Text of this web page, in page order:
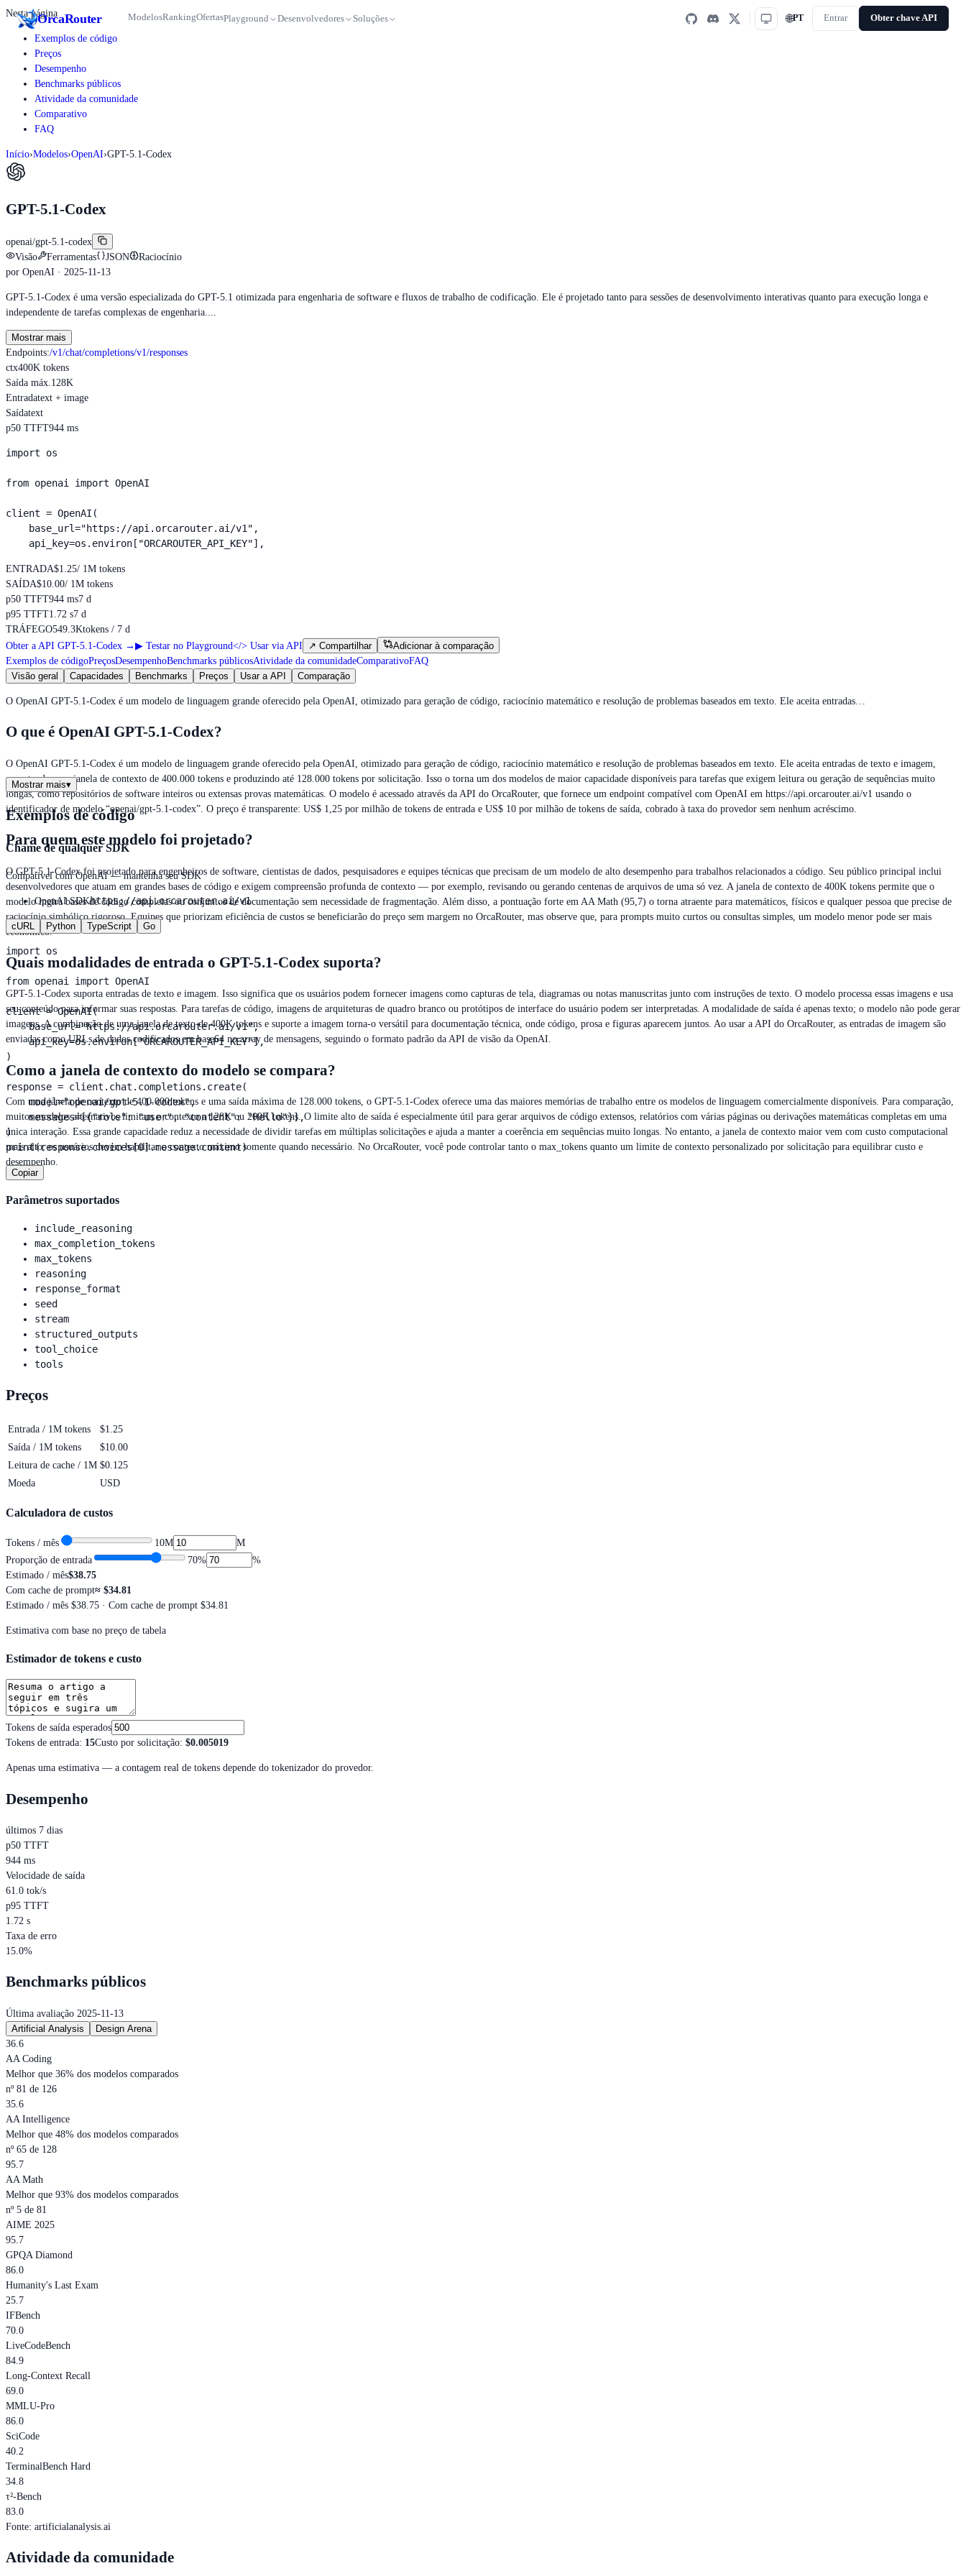
OrcaRouter ModelosRankingOfertasPlayground Desenvolvedores Soluções 🌐PT Entrar Obter chave API
Nesta página
Exemplos de código
Preços
Desempenho
Benchmarks públicos
Atividade da comunidade
Comparativo
FAQ
Início›Modelos›OpenAI›GPT-5.1-Codex
GPT-5.1-Codex
openai/gpt-5.1-codex
Visão
Ferramentas JSON
Raciocínio
por OpenAI · 2025-11-13
GPT-5.1-Codex é uma versão especializada do GPT-5.1 otimizada para engenharia de software e fluxos de trabalho de codificação. Ele é projetado tanto para sessões de desenvolvimento interativas quanto para execução longa e
independente de tarefas complexas de engenharia....
Mostrar mais
Endpoints:/v1/chat/completions/v1/responses
ctx400K tokens
Saída máx. 128K
Entradatext + image
Saídatext
p50 TTFT944 ms
import os
from openai import OpenAI
client = OpenAI(
    base_url="https://api.orcarouter.ai/v1",
    api_key=os.environ["ORCAROUTER_API_KEY"],
ENTRADA$1.25/ 1M tokens
SAÍDA$10.00/ 1M tokens
p50 TTFT944 ms7 d
p95 TTFT1.72 s7 d
TRÁFEGO549.3Ktokens / 7 d
Obter a API GPT-5.1-Codex → ▶ Testar no Playground</> Usar via API ↗ Compartilhar
Adicionar à comparação
Exemplos de códigoPreçosDesempenhoBenchmarks públicosAtividade da comunidadeComparativoFAQ
Visão geral
Capacidades Benchmarks Preços Usar a API Comparação
O OpenAI GPT-5.1-Codex é um modelo de linguagem grande oferecido pela OpenAI, otimizado para geração de código, raciocínio matemático e resolução de problemas baseados em texto. Ele aceita entradas…
O que é OpenAI GPT-5.1-Codex?
O OpenAI GPT-5.1-Codex é um modelo de linguagem grande oferecido pela OpenAI, otimizado para geração de código, raciocínio matemático e resolução de problemas baseados em texto. Ele aceita entradas de texto e imagem,
suportando uma janela de contexto de 400.000 tokens e produzindo até 128.000 tokens por solicitação. Isso o torna um dos modelos de maior capacidade disponíveis para tarefas que exigem leitura ou geração de sequências muito
longas, como repositórios de software inteiros ou extensas provas matemáticas. O modelo é acessado através da API do OrcaRouter, que fornece um endpoint compatível com OpenAI em https://api.orcarouter.ai/v1 usando o
identificador de modelo “openai/gpt-5.1-codex”. O preço é transparente: US$ 1,25 por milhão de tokens de entrada e US$ 10 por milhão de tokens de saída, cobrado à taxa do provedor sem nenhum acréscimo.
Para quem este modelo foi projetado?
O GPT-5.1-Codex foi projetado para engenheiros de software, cientistas de dados, pesquisadores e equipes técnicas que precisam de um modelo de alto desempenho para trabalhos relacionados a código. Seu público principal inclui
desenvolvedores que atuam em grandes bases de código e exigem compreensão profunda de contexto — por exemplo, revisando ou gerando centenas de arquivos de uma só vez. A janela de contexto de 400K tokens permite que o
modelo ingira bases de código completas ou conjuntos de documentação sem necessidade de fragmentação. Além disso, a pontuação forte em AA Math (95,7) o torna atraente para matemáticos, físicos e qualquer pessoa que precise de
raciocínio simbólico rigoroso. Equipes que priorizam eficiência de custos se beneficiarão do preço sem margem no OrcaRouter, mas observe que, para prompts muito curtos ou consultas simples, um modelo menor pode ser mais
econômico.
Quais modalidades de entrada o GPT-5.1-Codex suporta?
GPT-5.1-Codex suporta entradas de texto e imagem. Isso significa que os usuários podem fornecer imagens como capturas de tela, diagramas ou notas manuscritas junto com instruções de texto. O modelo processa essas imagens e usa
seu conteúdo para informar suas respostas. Para tarefas de código, imagens de arquiteturas de quadro branco ou protótipos de interface do usuário podem ser interpretadas. A modalidade de saída é apenas texto; o modelo não pode gerar
imagens. A combinação de uma janela de texto de 400K tokens e suporte a imagem torna-o versátil para documentação técnica, onde código, prosa e figuras aparecem juntos. Ao usar a API do OrcaRouter, as entradas de imagem são
enviadas como URLs de dados codificados em base64 no array de mensagens, seguindo o formato padrão da API de visão da OpenAI.
Como a janela de contexto do modelo se compara?
Com uma janela de contexto de 400.000 tokens e uma saída máxima de 128.000 tokens, o GPT-5.1-Codex oferece uma das maiores memórias de trabalho entre os modelos de linguagem comercialmente disponíveis. Para comparação,
muitos modelos alternativos limitam o contexto a 128K ou 200K tokens. O limite alto de saída é especialmente útil para gerar arquivos de código extensos, relatórios com várias páginas ou derivações matemáticas completas em uma
única interação. Essa grande capacidade reduz a necessidade de dividir tarefas em múltiplas solicitações e ajuda a manter a coerência em sequências muito longas. No entanto, a janela de contexto maior vem com custo computacional
mais alto; os usuários devem habilitar o contexto máximo somente quando necessário. No OrcaRouter, você pode controlar tanto o max_tokens quanto um limite de contexto personalizado por solicitação para equilibrar custo e
desempenho.
Mostrar mais▾
Exemplos de código
Chame de qualquer SDK
Compatível com OpenAI — mantenha seu SDK
OpenAI SDKhttps://api.orcarouter.ai/v1
cURL Python TypeScript Go
import os
from openai import OpenAI
client = OpenAI(
    base_url="https://api.orcarouter.ai/v1",
    api_key=os.environ["ORCAROUTER_API_KEY"],
)
response = client.chat.completions.create(
    model="openai/gpt-5.1-codex",
    messages=[{"role": "user", "content": "Hello"}],
)
print(response.choices[0].message.content)
Copiar
Parâmetros suportados
include_reasoning
max_completion_tokens
max_tokens
reasoning
response_format
seed
stream
structured_outputs
tool_choice
tools
Preços
Entrada / 1M tokens
$1.25
Saída / 1M tokens
$10.00
Leitura de cache / 1M $0.125
Moeda
USD
Calculadora de custos
Tokens / mês 10M
M
Proporção de entrada
70%
%
Estimado / mês$38.75
Com cache de prompt≈ $34.81
Estimado / mês $38.75 · Com cache de prompt $34.81
Estimativa com base no preço de tabela
Estimador de tokens e custo
Tokens de saída esperados
Tokens de entrada: 15Custo por solicitação: $0.005019
Apenas uma estimativa — a contagem real de tokens depende do tokenizador do provedor.
Desempenho
últimos 7 dias
p50 TTFT
944 ms
Velocidade de saída
61.0 tok/s
p95 TTFT
1.72 s
Taxa de erro
15.0%
Benchmarks públicos
Última avaliação 2025-11-13
Artificial Analysis
Design Arena
36.6
AA Coding
Melhor que 36% dos modelos comparados
nº 81 de 126
35.6
AA Intelligence
Melhor que 48% dos modelos comparados
nº 65 de 128
95.7
AA Math
Melhor que 93% dos modelos comparados
nº 5 de 81
AIME 2025
95.7
GPQA Diamond
86.0
Humanity's Last Exam
25.7
IFBench
70.0
LiveCodeBench
84.9
Long-Context Recall
69.0
MMLU-Pro
86.0
SciCode
40.2
TerminalBench Hard
34.8
τ²-Bench
83.0
Fonte: artificialanalysis.ai
Atividade da comunidade